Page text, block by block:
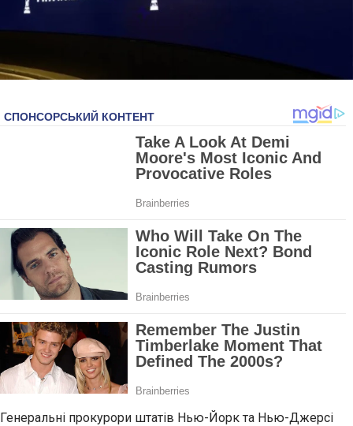
Генеральні прокурори штатів Нью-Йорк та Нью-Джерсі